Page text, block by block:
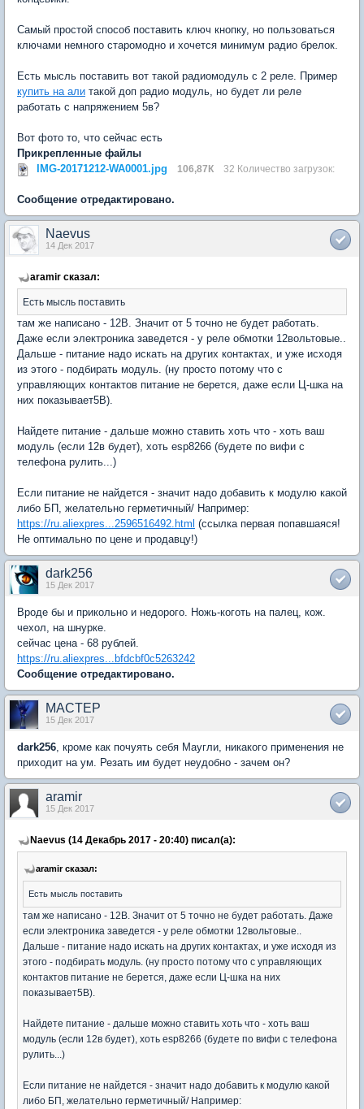
Самый простой способ поставить ключ кнопку, но пользоваться
ключами немного старомодно и хочется минимум радио брелок.
Есть мысль поставить вот такой радиомодуль с 2 реле. Пример
купить на али такой доп радио модуль, но будет ли реле
работать с напряжением 5в?
Вот фото то, что сейчас есть
Прикрепленные файлы
IMG-20171212-WA0001.jpg
106,87К 32 Количество загрузок:
Сообщение отредактировано.
Naevus
14 Дек 2017
aramir сказал:
Есть мысль поставить
там же написано - 12В. Значит от 5 точно не будет работать.
Даже если электроника заведется - у реле обмотки 12вольтовые..
Дальше - питание надо искать на других контактах, и уже исходя
из этого - подбирать модуль. (ну просто потому что с
управляющих контактов питание не берется, даже если Ц-шка на
них показывает5В).
Найдете питание - дальше можно ставить хоть что - хоть ваш
модуль (если 12в будет), хоть esp8266 (будете по вифи с
телефона рулить...)
Если питание не найдется - значит надо добавить к модулю какой
либо БП, желательно герметичный/ Например:
https://ru.aliexpres...2596516492.html (ссылка первая попавшаяся!
Не оптимально по цене и продавцу!)
dark256
15 Дек 2017
Вроде бы и прикольно и недорого. Ножь-коготь на палец, кож.
чехол, на шнурке.
сейчас цена - 68 рублей.
https://ru.aliexpres...bfdcbf0c5263242
Сообщение отредактировано.
MACTEP
15 Дек 2017
dark256 , кроме как почуять себя Маугли, никакого применения не
приходит на ум. Резать им будет неудобно - зачем он?
aramir
15 Дек 2017
Naevus (14 Декабрь 2017 - 20:40) писал(а):
aramir сказал:
Есть мысль поставить
там же написано - 12В. Значит от 5 точно не будет работать. Даже
если электроника заведется - у реле обмотки 12вольтовые..
Дальше - питание надо искать на других контактах, и уже исходя из
этого - подбирать модуль. (ну просто потому что с управляющих
контактов питание не берется, даже если Ц-шка на них
показывает5В).
Найдете питание - дальше можно ставить хоть что - хоть ваш
модуль (если 12в будет), хоть esp8266 (будете по вифи с телефона
рулить...)
Если питание не найдется - значит надо добавить к модулю какой
либо БП, желательно герметичный/ Например: